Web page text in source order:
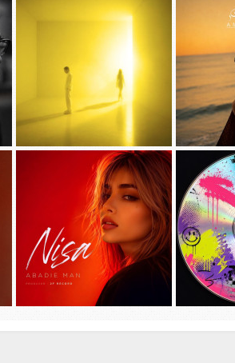
دانلود آهنگ جديد سیجل و سوگند به نام
وقتی رفت
به نام